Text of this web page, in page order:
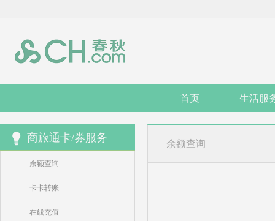
首页 生活服
商旅通卡/券服务
余额查询
卡卡转账
在线充值
余额查询